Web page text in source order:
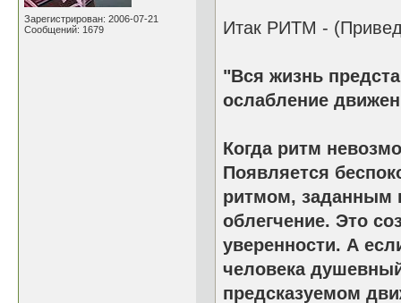
Зарегистрирован: 2006-07-21
Сообщений: 1679
Итак РИТМ -
"Вся жизнь
ослабление
Когда ритм
Появляется
ритмом, заданным
облегчение. Это
уверенности. А
человека
предсказуемом